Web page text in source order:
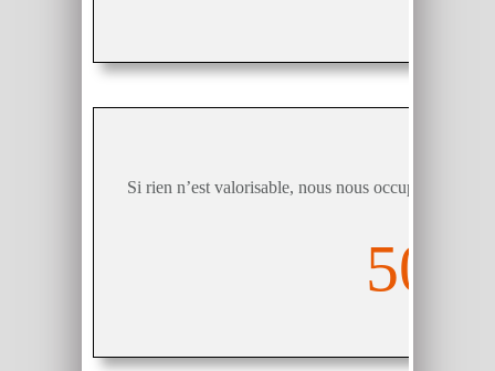
Si rien n’est valorisable, nous nous occupons de